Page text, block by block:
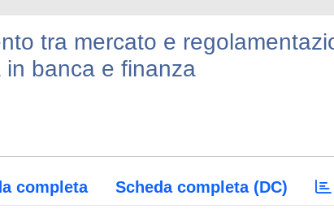
tra mercato e
banca e finanza
completa Scheda completa (DC)